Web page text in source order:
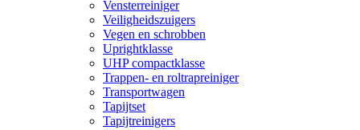
Vensterreiniger
Veiligheidszuigers
Vegen en schrobben
Uprightklasse
UHP compactklasse
Trappen- en roltrapreiniger
Transportwagen
Tapijtset
Tapijtreinigers